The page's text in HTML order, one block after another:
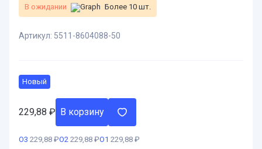
В ожидании Более 10 шт.
Артикул: 5511-8604088-50
Новый
229,88 ₽ В корзину
О3 229,88 ₽О2 229,88 ₽О1 229,88 ₽